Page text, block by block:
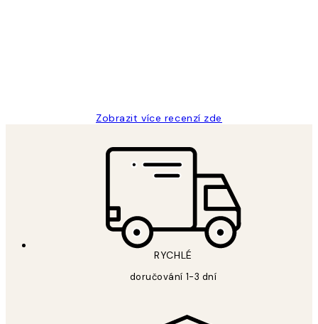
Zobrazit více recenzí zde
RYCHLÉ
doručování 1-3 dní